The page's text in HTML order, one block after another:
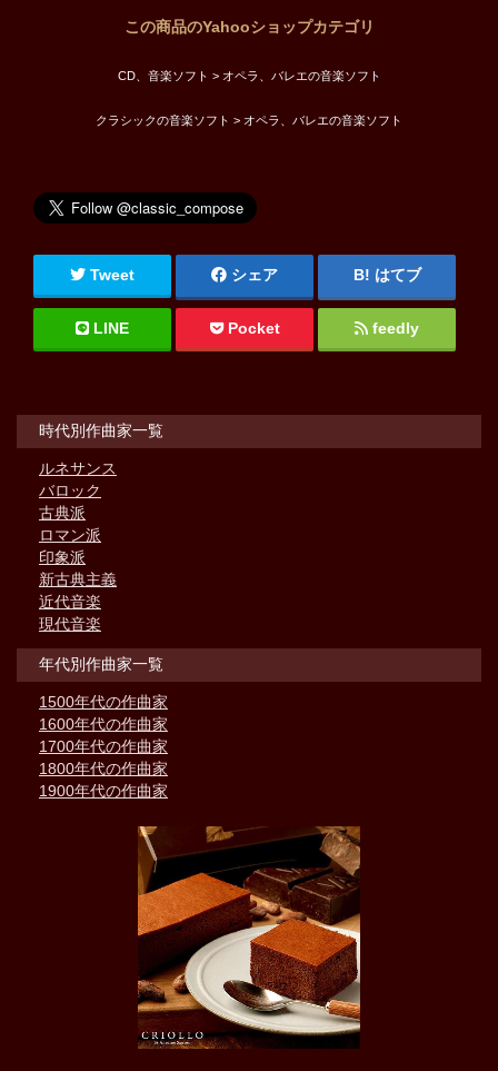
この商品のYahooショップカテゴリ
CD、音楽ソフト > オペラ、バレエの音楽ソフト
クラシックの音楽ソフト > オペラ、バレエの音楽ソフト
Tweet シェア はてブ
LINE Pocket feedly
時代別作曲家一覧
ルネサンス
バロック
古典派
ロマン派
印象派
新古典主義
近代音楽
現代音楽
年代別作曲家一覧
1500年代の作曲家
1600年代の作曲家
1700年代の作曲家
1800年代の作曲家
1900年代の作曲家